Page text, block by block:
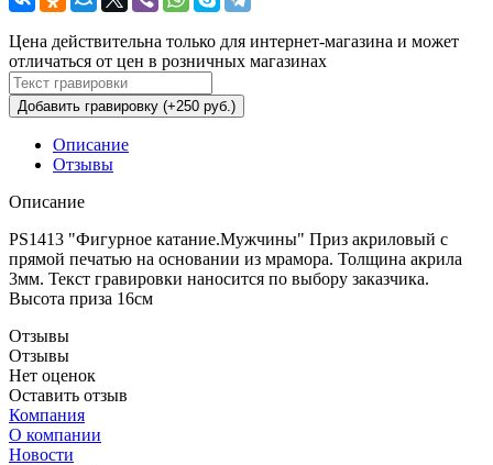
Цена действительна только для интернет-магазина и может
отличаться от цен в розничных магазинах
Добавить гравировку (+250 руб.)
Описание
Отзывы
Описание
PS1413 "Фигурное катание.Мужчины" Приз акриловый с
прямой печатью на основании из мрамора. Толщина акрила
3мм. Текст гравировки наносится по выбору заказчика.
Высота приза 16см
Отзывы
Отзывы
Нет оценок
Оставить отзыв
Компания
О компании
Новости